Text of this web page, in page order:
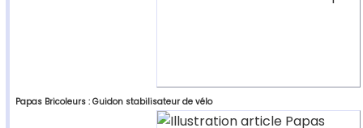
Papas Bricoleurs : Guidon stabilisateur de vélo